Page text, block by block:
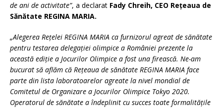
de ani de activitate”, a declarat Fady Chreih, CEO Rețeaua de
Sănătate REGINA MARIA.
„Alegerea Rețelei REGINA MARIA ca furnizorul agreat de sănătate
pentru testarea delegației olimpice a României prezente la
această ediție a Jocurilor Olimpice a fost una firească. Ne-am
bucurat să aflăm că Rețeaua de sănătate REGINA MARIA face
parte din lista laboratoarelor agreate la nivel mondial de
Comitetul de Organizare a Jocurilor Olimpice Tokyo 2020.
Operatorul de sănătate a îndeplinit cu succes toate formalitățile